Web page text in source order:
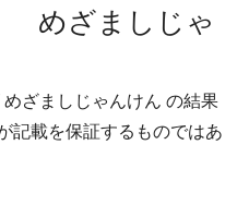
めざましじゃ
ざましじゃんけん の結果
記載を保証するものではあ